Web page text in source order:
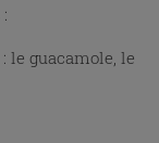
le guacamole, le